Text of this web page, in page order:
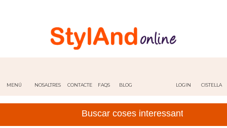
MENÚ NOSALTRES CONTACTE FAQS BLOG CISTELLA
LOGIN